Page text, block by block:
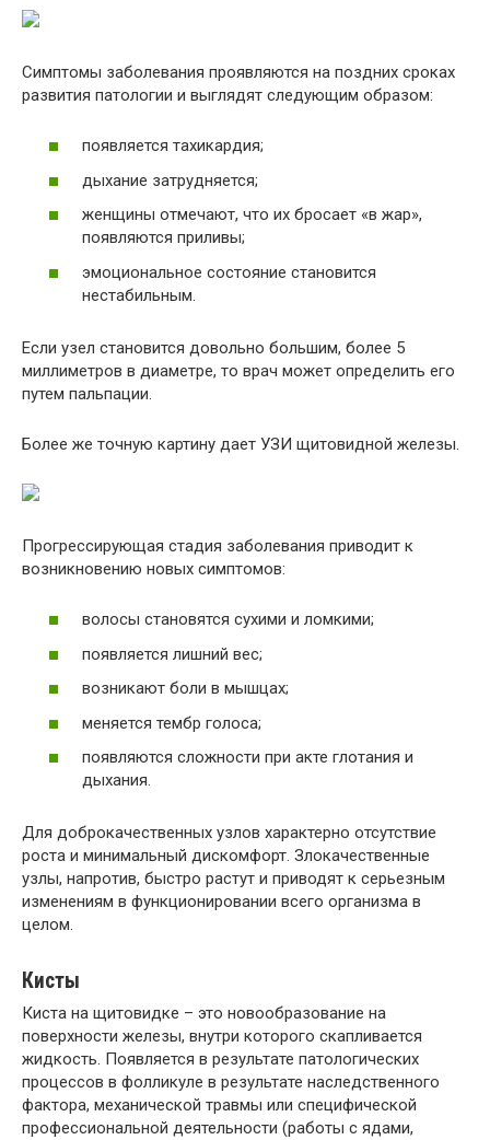
Симптомы заболевания проявляются на поздних сроках
развития патологии и выглядят следующим образом:
появляется тахикардия;
дыхание затрудняется;
женщины отмечают, что их бросает «в жар»,
появляются приливы;
эмоциональное состояние становится
нестабильным.
Если узел становится довольно большим, более 5
миллиметров в диаметре, то врач может определить его
путем пальпации.
Более же точную картину дает УЗИ щитовидной железы.
Прогрессирующая стадия заболевания приводит к
возникновению новых симптомов:
волосы становятся сухими и ломкими;
появляется лишний вес;
возникают боли в мышцах;
меняется тембр голоса;
появляются сложности при акте глотания и
дыхания.
Для доброкачественных узлов характерно отсутствие
роста и минимальный дискомфорт. Злокачественные
узлы, напротив, быстро растут и приводят к серьезным
изменениям в функционировании всего организма в
целом.
Кисты
Киста на щитовидке – это новообразование на
поверхности железы, внутри которого скапливается
жидкость. Появляется в результате патологических
процессов в фолликуле в результате наследственного
фактора, механической травмы или специфической
профессиональной деятельности (работы с ядами,